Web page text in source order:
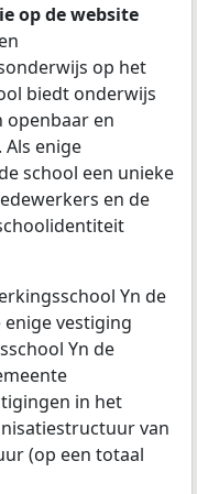
op de website
op het
biedt onderwijs
openbaar en
enige
school een unieke
en de
Yn de
vestiging
Yn de
in het
van
(op een totaal